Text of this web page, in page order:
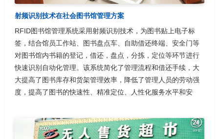
射频识别技术在社会图书馆管理方案
RFID图书馆管理系统采用射频识别技术，为图书贴上电子标
签，结合馆员工作站、图书盘点车、自助借还终端、安全门等
对图书馆内书籍的登记，借还，盘点，分拣，定位等环节进行
快速识别自动化管理。该系统简化了管理流程和借还手续，大
大提高了图书库存和货架管理效率，降低了管理人员的劳动强
度，提高了图书的快速性、精准定位、人性化服务水平和安